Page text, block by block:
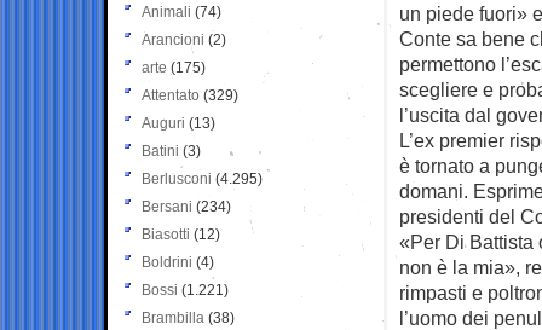
un piede fuori»
Conte sa bene
permettono
scegliere e
l’uscita dal
L’ex premier
è tornato a
domani.
presidenti del
«Per Di Battista
non è la mia»,
rimpasti e
l’uomo dei
Animali (74)
Arancioni (2)
arte (175)
Attentato (329)
Auguri (13)
Batini (3)
Berlusconi (4.295)
Bersani (234)
Biasotti (12)
Boldrini (4)
Bossi (1.221)
Brambilla (38)